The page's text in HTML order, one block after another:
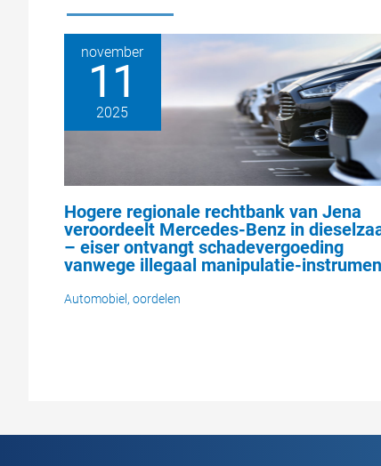
november
11
2025
Hogere regionale rechtbank van Jena
veroordeelt Mercedes-Benz in
– eiser ontvangt schadevergoeding
vanwege illegaal manipulatie-
Automobiel , oordelen